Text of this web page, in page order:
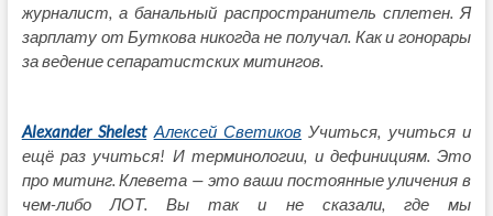
журналист, а банальный распространитель сплетен. Я
зарплату от Буткова никогда не получал. Как и гонорары
за ведение сепаратистских митингов.
Alexander Shelest Алексей Светиков Учиться, учиться и
ещё раз учиться! И терминологии, и дефинициям. Это
про митинг. Клевета — это ваши постоянные уличения в
чем-либо ЛОТ. Вы так и не сказали, где мы